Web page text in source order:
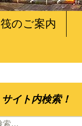
筏のご案内
サイト内検索！